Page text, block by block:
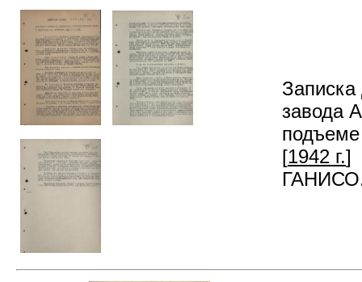
Записка
завода
подъеме
[1942 г.]